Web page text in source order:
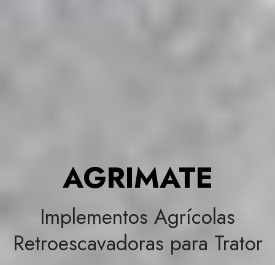
AGRIMATE
Implementos Agrícolas
Retroescavadoras para Trator